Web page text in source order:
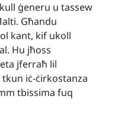
ġeneru u tassew
Għandu
kant, kif ukoll
Hu jħoss
jferraħ lil
iċ-ċirkostanza
tbissima fuq